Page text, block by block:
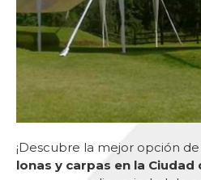
¡Descubre la mejor opción de
lonas y carpas en la Ciudad